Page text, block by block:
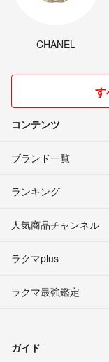
CHANEL
す
コンテンツ
ブランド一覧
ランキング
人気商品チャンネル
ラクマplus
ラクマ最強鑑定
ガイド